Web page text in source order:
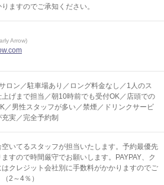
ますのでご承知ください。
Arrow)
ロン／駐車場あり／ロング料金なし／1人のス
げまで担当／朝10時前でも受付OK／店頭での
／男性スタッフが多い／禁煙／ドリンクサービ
実／完全予約制
いてるスタッフが担当いたします。予約最優先
すので時間厳守でお願いします。PAYPAY、ク
はクレジット会社別に手数料がかかりますのでご
2～4％）